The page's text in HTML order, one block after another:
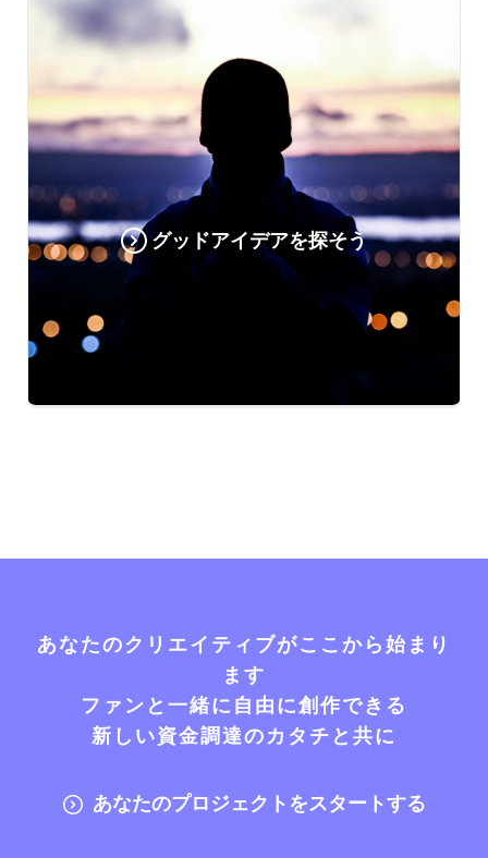
グッドアイデアを探そう
あなたのクリエイティブがここから始まり
ます
ファンと一緒に自由に創作できる
新しい資金調達のカタチと共に
あなたのプロジェクトをスタートする